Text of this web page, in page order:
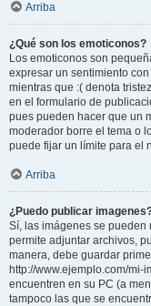
Arriba
¿Qué son los emoticonos?
Los emoticonos son
expresar un sentimiento
mientras que :( denota
en el formulario de
pues pueden hacer que un
moderador borre el tema o
puede fijar un límite para el
Arriba
¿Puedo publicar
Sí, las imágenes se pueden
permite adjuntar archivos,
manera, debe guardar
http://www.ejemplo.com/
encuentren en su PC (a
tampoco las que se